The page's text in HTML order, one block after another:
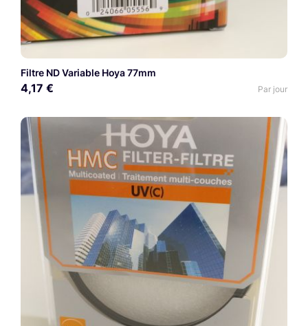
Filtre ND Variable Hoya 77mm
4,17 € Par jour